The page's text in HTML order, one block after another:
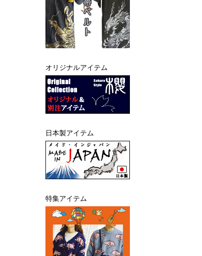
オリジナルアイテム
日本製アイテム
特集アイテム